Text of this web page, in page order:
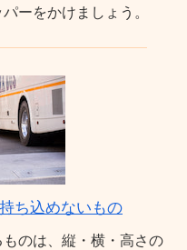
ーをかけましょう。
ち込めないもの
のは、縦・横・高さの